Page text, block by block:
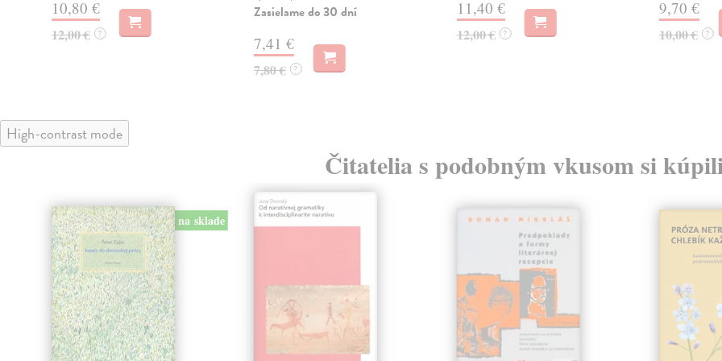
10,80 €
12,00 € ?
Zasielame do 30 dní
7,41 €
7,80 € ?
11,40 €
12,00 € ?
9,70 €
10,00 € ?
High-contrast mode
Čitatelia s podobným vkusom si
na sklade